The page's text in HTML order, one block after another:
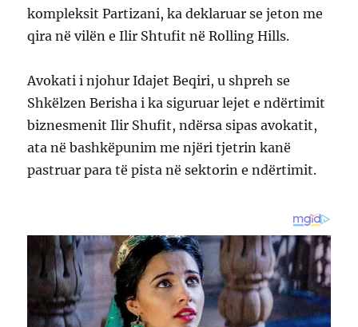
kompleksit Partizani, ka deklaruar se jeton me
qira në vilën e Ilir Shtufit në Rolling Hills.
Avokati i njohur Idajet Beqiri, u shpreh se
Shkëlzen Berisha i ka siguruar lejet e ndërtimit
biznesmenit Ilir Shufit, ndërsa sipas avokatit,
ata në bashkëpunim me njëri tjetrin kanë
pastruar para të pista në sektorin e ndërtimit.